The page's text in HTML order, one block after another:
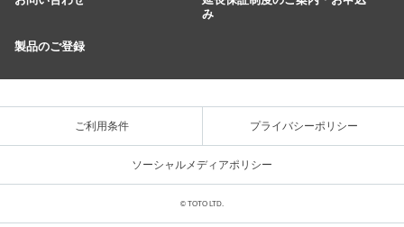
み
製品のご登録
ご利用条件 プライバシーポリシー
ソーシャルメディアポリシー
© TOTO LTD.